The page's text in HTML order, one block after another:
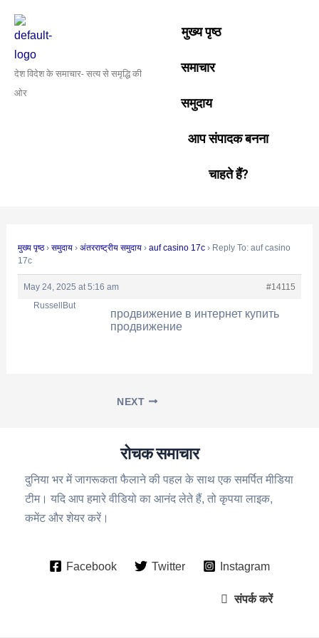
content
देश विदेश के समाचार- सत्य से समृद्धि की
ओर
मुख्य पृष्ठ
समाचार
समुदाय
आप संपादक बनना
चाहते हैं?
मुख्य पृष्ठ › समुदाय › अंतरराष्ट्रीय समुदाय › auf casino 17c › Reply To: auf casino
17c
May 24, 2025 at 5:16 am
#14115
RussellBut
продвижение в интернет купить
продвижение
navigation
NEXT
रोचक समाचार
दुनिया भर में जागरूकता फैलाने की पहल के साथ एक समर्पित मीडिया
टीम। यदि आप हमारे वीडियो का आनंद लेते हैं, तो कृपया लाइक,
कमेंट और शेयर करें।
Facebook Twitter Instagram
संपर्क करें